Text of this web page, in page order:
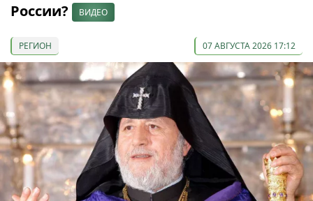
России?
ВИДЕО
РЕГИОН 07 АВГУСТА 2026 17:12